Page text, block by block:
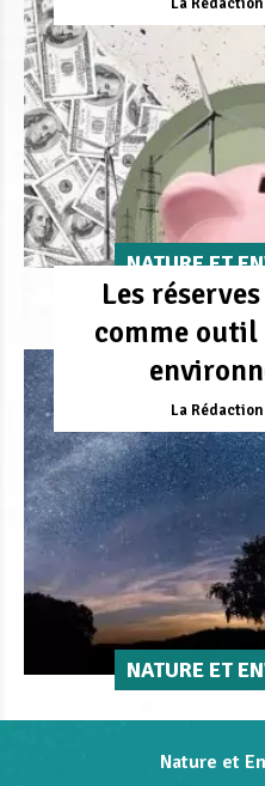
NATURE ET
Les
comme
La Rédaction
NATURE ET
Nature et